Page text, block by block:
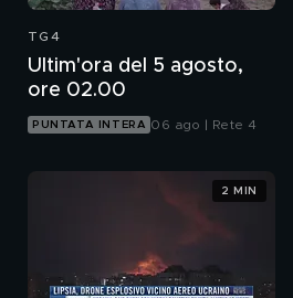
TG4
Ultim'ora del 5 agosto,
ore 02.00
PUNTATA INTERA 06 ago | Rete 4
2 MIN